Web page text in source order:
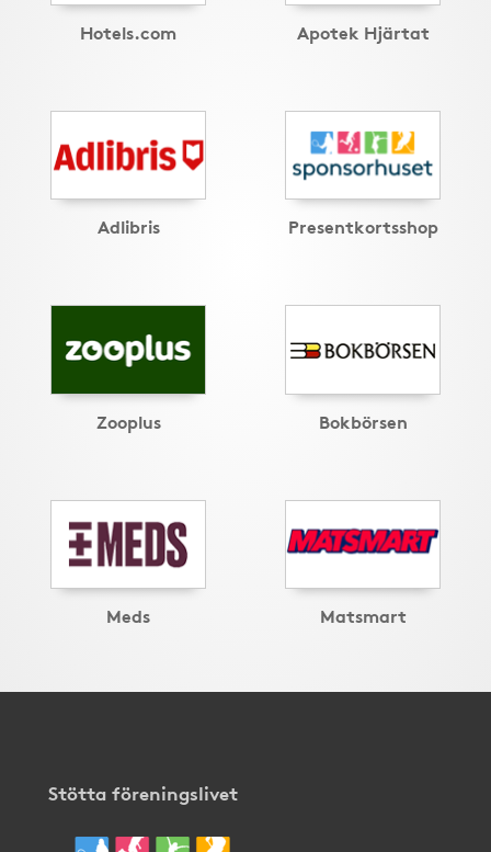
Hotels.com Apotek Hjärtat
Adlibris Presentkortsshop
Zooplus Bokbörsen
Meds Matsmart
Stötta föreningslivet